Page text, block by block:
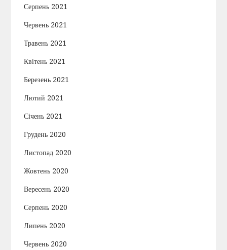
Серпень 2021
Червень 2021
Травень 2021
Квітень 2021
Березень 2021
Лютий 2021
Січень 2021
Грудень 2020
Листопад 2020
Жовтень 2020
Вересень 2020
Серпень 2020
Липень 2020
Червень 2020